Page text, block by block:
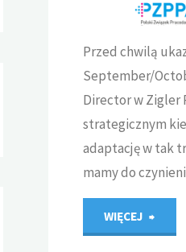
Przed chwilą
September/
Director w Zigler
strategicznym
adaptację w tak
mamy do
WIĘCEJ